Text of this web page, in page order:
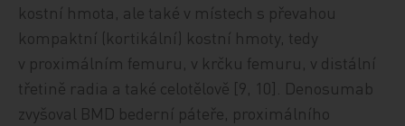
kostní hmota, ale také v místech s převahou
kompaktní (kortikální) kostní hmoty, tedy
v proximálním femuru, v krčku femuru, v distální
třetině radia a také celotělově [9, 10]. Denosumab
zvyšoval BMD bederní páteře, proximálního